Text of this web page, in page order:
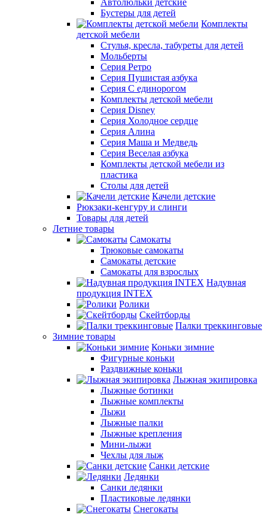
Автолюльки детские
Бустеры для детей
Комплекты
детской мебели
Стулья, кресла, табуреты для детей
Мольберты
Серия Ретро
Серия Пушистая азбука
Серия С единорогом
Комплекты детской мебели
Серия Disney
Серия Холодное сердце
Серия Алина
Серия Маша и Медведь
Серия Веселая азбука
Комплекты детской мебели из
пластика
Столы для детей
Качели детские
Рюкзаки-кенгуру и слинги
Товары для детей
Летние товары
Самокаты
Трюковые самокаты
Самокаты детские
Самокаты для взрослых
Надувная
продукция INTEX
Ролики
Скейтборды
Палки треккинговые
Зимние товары
Коньки зимние
Фигурные коньки
Раздвижные коньки
Лыжная экипировка
Лыжные ботинки
Лыжные комплекты
Лыжи
Лыжные палки
Лыжные крепления
Мини-лыжи
Чехлы для лыж
Санки детские
Ледянки
Санки ледянки
Пластиковые ледянки
Снегокаты